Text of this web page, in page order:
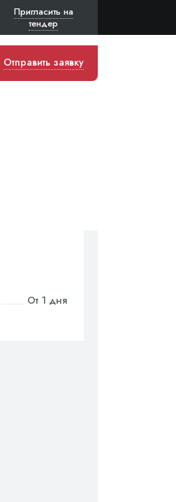
Пригласить на
тендер
Отправить заявку
От 1 дня